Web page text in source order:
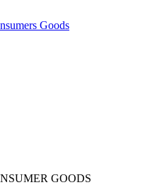
Goods
GOODS